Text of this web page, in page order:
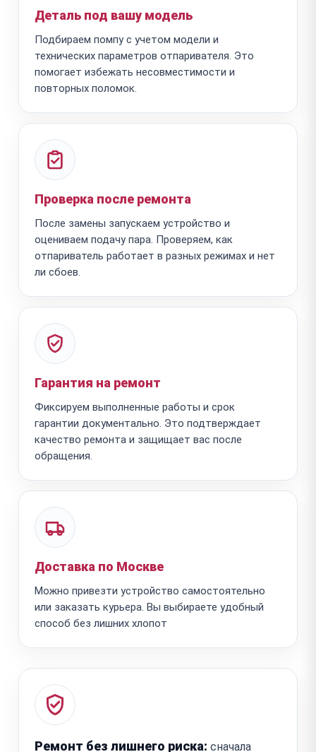
Деталь под вашу модель
Подбираем помпу с учетом модели и
технических параметров отпаривателя. Это
помогает избежать несовместимости и
повторных поломок.
Проверка после ремонта
После замены запускаем устройство и
оцениваем подачу пара. Проверяем, как
отпариватель работает в разных режимах и нет
ли сбоев.
Гарантия на ремонт
Фиксируем выполненные работы и срок
гарантии документально. Это подтверждает
качество ремонта и защищает вас после
обращения.
Доставка по Москве
Можно привезти устройство самостоятельно
или заказать курьера. Вы выбираете удобный
способ без лишних хлопот
Ремонт без лишнего риска: сначала